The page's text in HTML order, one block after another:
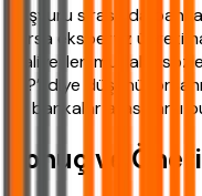
Başvuru sırasında
varsa ekspertiz ücreti
maliyetleri mutlaka
mı?” diye
ve bankalar arası farkı
Sonuç ve